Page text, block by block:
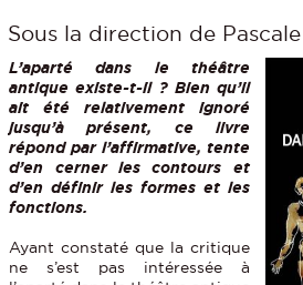
Sous la direction de
L’aparté dans le théâtre
antique existe-t-il ? Bien qu’il
ait été relativement ignoré
jusqu’à présent, ce livre
répond par l’affirmative, tente
d’en cerner les contours et
d’en définir les formes et les
fonctions.
Ayant constaté que la critique
ne s’est pas intéressée à